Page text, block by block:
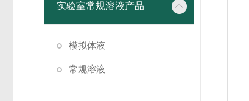
实验室常规溶液产品
模拟体液
常规溶液